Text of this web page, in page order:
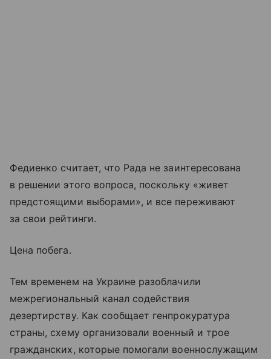
Федиенко считает, что Рада не заинтересована
в решении этого вопроса, поскольку «живет
предстоящими выборами», и все переживают
за свои рейтинги.
Цена побега.
Тем временем на Украине разоблачили
межрегиональный канал содействия
дезертирству. Как сообщает генпрокуратура
страны, схему организовали военный и трое
гражданских, которые помогали военнослужащим